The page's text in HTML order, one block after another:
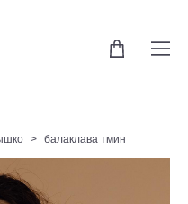
> балаклава тмин